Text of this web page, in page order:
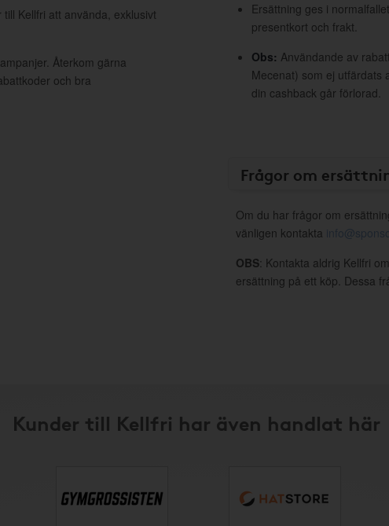
Kellfri att använda, exklusivt
Återkom gärna
och bra
Ersättning ges i
presentkort och frakt.
Obs: Användande av
Mecenat) som ej utfärdats
din cashback går förlorad.
Frågor om
Om du har frågor om
vänligen kontakta
OBS: Kontakta aldrig Kellfri
ersättning på ett köp. Dessa
Kunder till Kellfri har även handlat här